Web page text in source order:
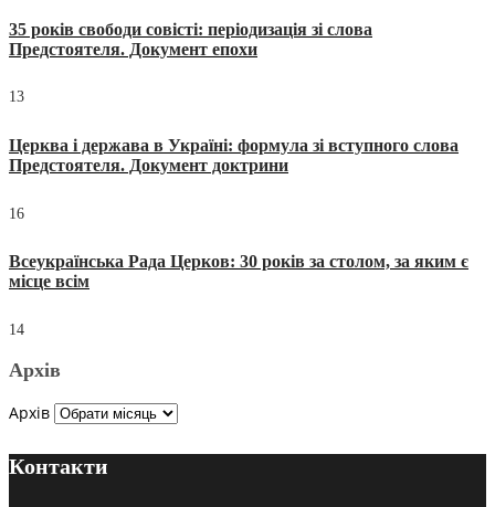
35 років свободи совісті: періодизація зі слова
Предстоятеля. Документ епохи
13
Церква і держава в Україні: формула зі вступного слова
Предстоятеля. Документ доктрини
16
Всеукраїнська Рада Церков: 30 років за столом, за яким є
місце всім
14
Архів
Архів
Контакти